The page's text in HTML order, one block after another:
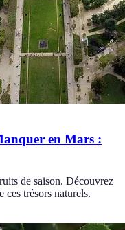
en Mars :
de saison. Découvrez
ces trésors naturels.